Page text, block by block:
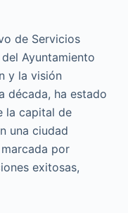
de Servicios
Ayuntamiento
y la visión
década, ha estado
la capital de
una ciudad
por
exitosas,